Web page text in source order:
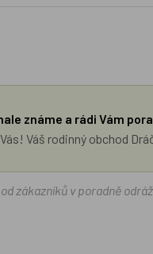
známe a rádi Vám
Váš rodinný obchod
zákazníků v poradně